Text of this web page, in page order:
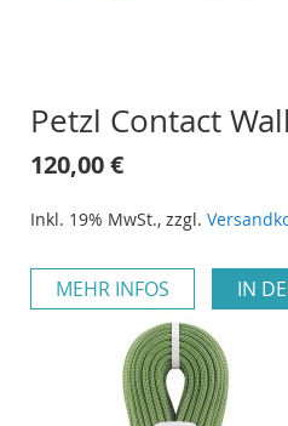
Petzl Contact
120,00 €
Inkl. 19% MwSt., zzgl.
MEHR INFOS IN